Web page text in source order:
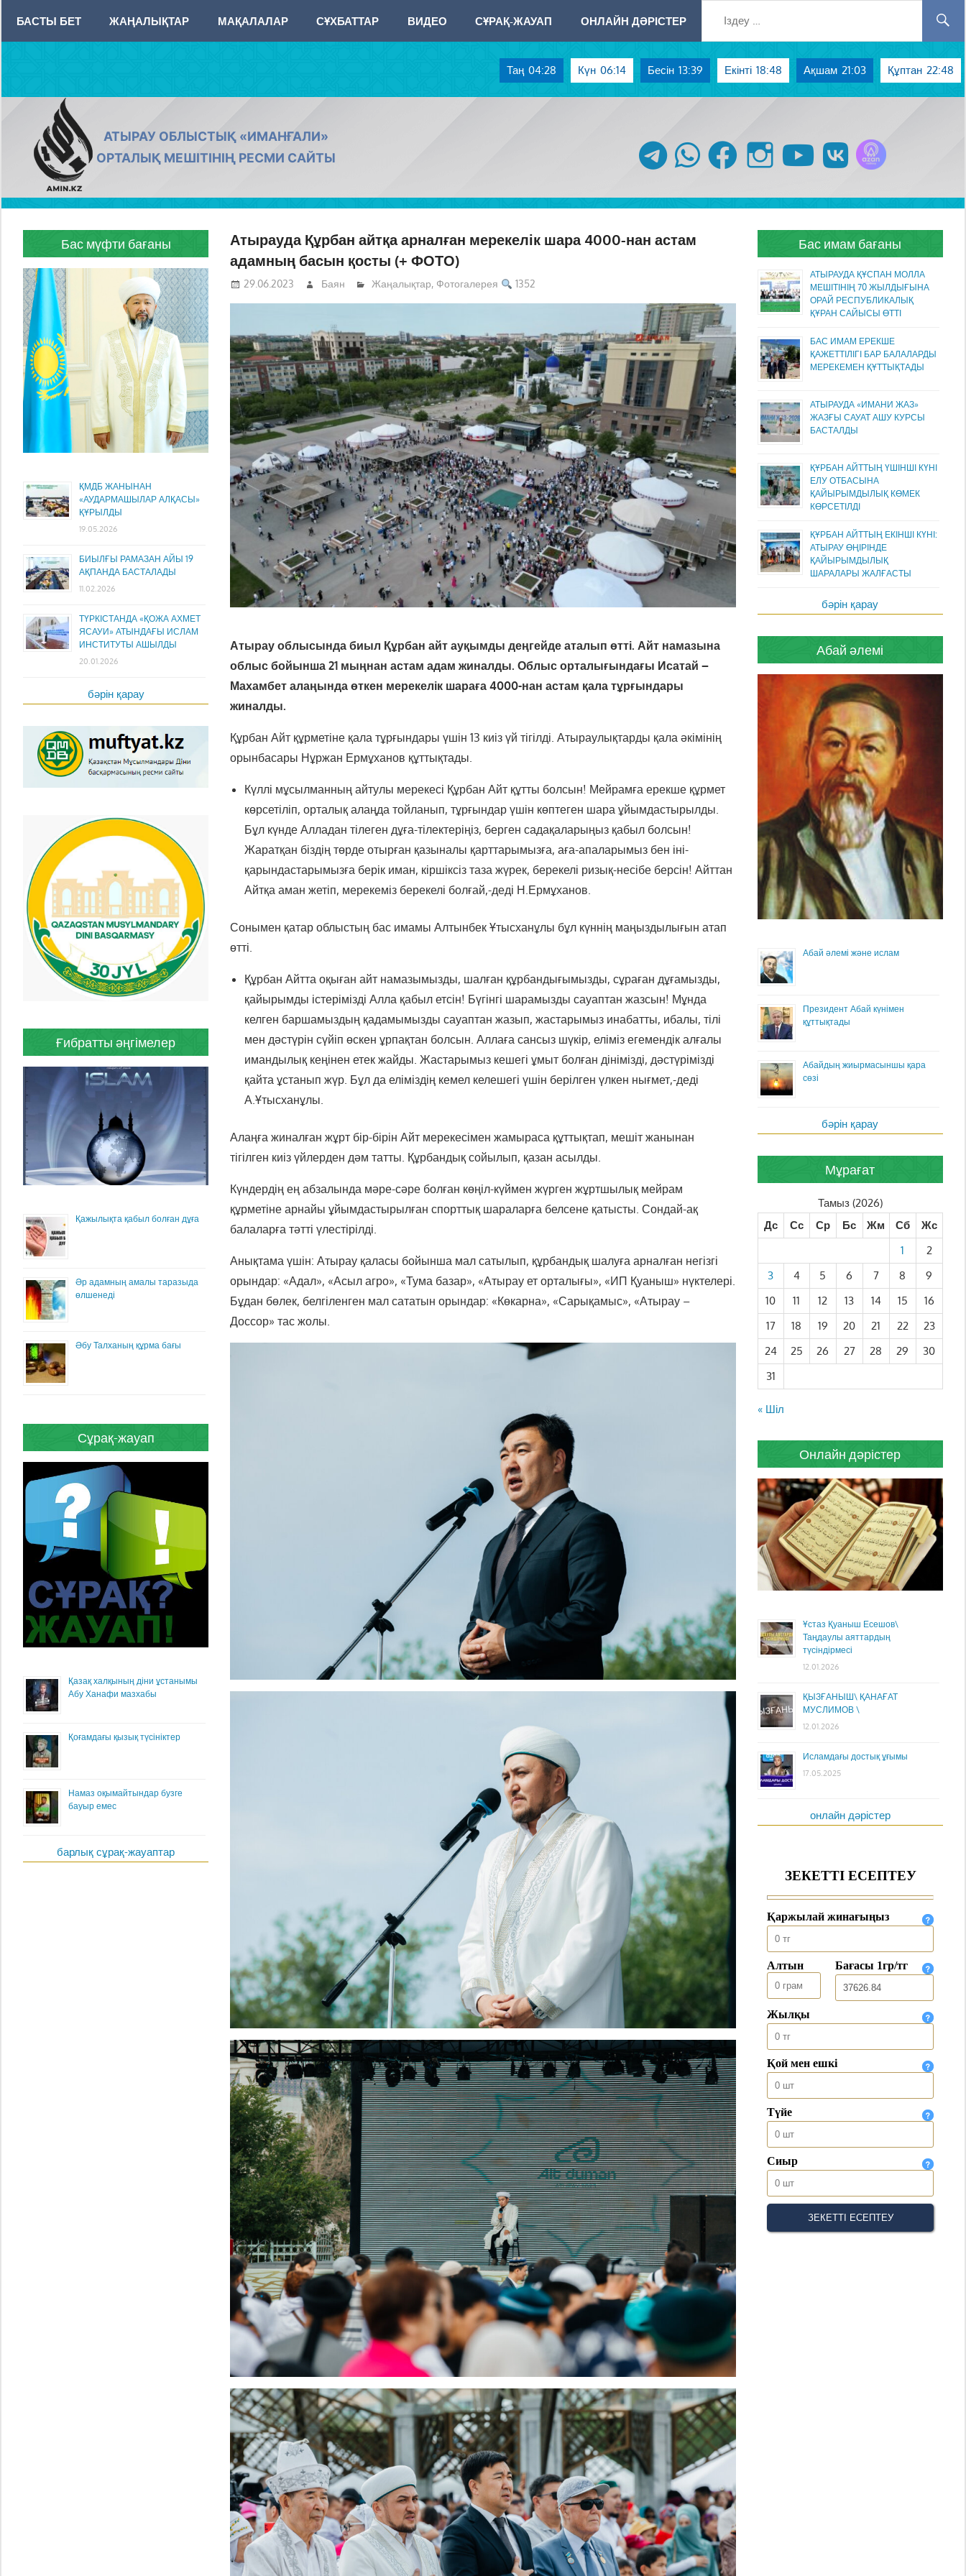
content
БАСТЫ БЕТ ЖАҢАЛЫҚТАР МАҚАЛАЛАР СҰХБАТТАР ВИДЕО СҰРАҚ-ЖАУАП ОНЛАЙН ДӘРІСТЕР
Таң 04:28 Күн 06:14 Бесін 13:39 Екінті 18:48 Ақшам 21:03 Құптан 22:48
AMIN.KZ
АТЫРАУ ОБЛЫСТЫҚ «ИМАНҒАЛИ»
ОРТАЛЫҚ МЕШІТІНІҢ РЕСМИ САЙТЫ
telegram whatsapp facebook instagram youtubevk
Атырауда Құрбан айтқа арналған мерекелік шара 4000-нан астам
адамның басын қосты (+ ФОТО)
29.06.2023 Баян Жаңалықтар, Фотогалерея 1352
Атырау облысында биыл Құрбан айт ауқымды деңгейде аталып өтті. Айт намазына
облыс бойынша 21 мыңнан астам адам жиналды. Облыс орталығындағы Исатай –
Махамбет алаңында өткен мерекелік шараға 4000-нан астам қала тұрғындары
жиналды.
Құрбан Айт құрметіне қала тұрғындары үшін 13 киіз үй тігілді. Атыраулықтарды қала әкімінің
орынбасары Нұржан Ермұханов құттықтады.
Күллі мұсылманның айтулы мерекесі Құрбан Айт құтты болсын! Мейрамға ерекше құрмет
көрсетіліп, орталық алаңда тойланып, тұрғындар үшін көптеген шара ұйымдастырылды.
Бұл күнде Алладан тілеген дұға-тілектеріңіз, берген садақаларыңыз қабыл болсын!
Жаратқан біздің төрде отырған қазыналы қарттарымызға, аға-апаларымыз бен іні-
қарындастарымызға берік иман, кіршіксіз таза жүрек, берекелі ризық-несібе берсін! Айттан
Айтқа аман жетіп, мерекеміз берекелі болғай,-деді Н.Ермұханов.
Сонымен қатар облыстың бас имамы Алтынбек Ұтысханұлы бұл күннің маңыздылығын атап
өтті.
Құрбан Айтта оқыған айт намазымызды, шалған құрбандығымызды, сұраған дұғамызды,
қайырымды істерімізді Алла қабыл етсін! Бүгінгі шарамызды сауаптан жазсын! Мұнда
келген баршамыздың қадамымызды сауаптан жазып, жастарымыз инабатты, ибалы, тілі
мен дәстүрін сүйіп өскен ұрпақтан болсын. Аллаға сансыз шүкір, еліміз егемендік алғалы
имандылық кеңінен етек жайды. Жастарымыз кешегі ұмыт болған дінімізді, дәстүрімізді
қайта ұстанып жүр. Бұл да еліміздің кемел келешегі үшін берілген үлкен нығмет,-деді
А.Ұтысханұлы.
Алаңға жиналған жұрт бір-бірін Айт мерекесімен жамыраса құттықтап, мешіт жанынан
тігілген киіз үйлерден дәм татты. Құрбандық сойылып, қазан асылды.
Күндердің ең абзалында мәре-сәре болған көңіл-күймен жүрген жұртшылық мейрам
құрметіне арнайы ұйымдастырылған спорттық шараларға белсене қатысты. Сондай-ақ
балаларға тәтті үлестірілді.
Анықтама үшін: Атырау қаласы бойынша мал сатылып, құрбандық шалуға арналған негізгі
орындар: «Адал», «Асыл агро», «Тума базар», «Атырау ет орталығы», «ИП Қуаныш» нүктелері.
Бұдан бөлек, белгіленген мал сататын орындар: «Көкарна», «Сарықамыс», «Атырау –
Доссор» тас жолы.
Бас мүфти бағаны
ҚМДБ ЖАНЫНАН
«АУДАРМАШЫЛАР АЛҚАСЫ»
ҚҰРЫЛДЫ
19.05.2026
БИЫЛҒЫ РАМАЗАН АЙЫ 19
АҚПАНДА БАСТАЛАДЫ
11.02.2026
ТҮРКІСТАНДА «ҚОЖА АХМЕТ
ЯСАУИ» АТЫНДАҒЫ ИСЛАМ
ИНСТИТУТЫ АШЫЛДЫ
20.01.2026
бәрін қарау
Ғибратты әңгімелер
Қажылықта қабыл болған дұға
Әр адамның амалы таразыда
өлшенеді
Әбу Талханың құрма бағы
Сұрақ-жауап
Қазақ халқының діни ұстанымы
Абу Ханафи мазхабы
Қоғамдағы қызық түсініктер
Намаз оқымайтындар бузге
бауыр емес
барлық сұрақ-жауаптар
Бас имам бағаны
АТЫРАУДА ҚҰСПАН МОЛЛА
МЕШІТІНІҢ 70 ЖЫЛДЫҒЫНА
ОРАЙ РЕСПУБЛИКАЛЫҚ
ҚҰРАН САЙЫСЫ ӨТТІ
БАС ИМАМ ЕРЕКШЕ
ҚАЖЕТТІЛІГІ БАР БАЛАЛАРДЫ
МЕРЕКЕМЕН ҚҰТТЫҚТАДЫ
АТЫРАУДА «ИМАНИ ЖАЗ»
ЖАЗҒЫ САУАТ АШУ КУРСЫ
БАСТАЛДЫ
ҚҰРБАН АЙТТЫҢ ҮШІНШІ КҮНІ
ЕЛУ ОТБАСЫНА
ҚАЙЫРЫМДЫЛЫҚ КӨМЕК
КӨРСЕТІЛДІ
ҚҰРБАН АЙТТЫҢ ЕКІНШІ КҮНІ:
АТЫРАУ ӨҢІРІНДЕ
ҚАЙЫРЫМДЫЛЫҚ
ШАРАЛАРЫ ЖАЛҒАСТЫ
бәрін қарау
Абай әлемі
Абай әлемі және ислам
Президент Абай күнімен
құттықтады
Абайдың жиырмасыншы қара
сөзі
бәрін қарау
Мұрағат
Тамыз (2026)
Дс
Сс Ср Бс Жм Сб
Жс
1
2
3
4 5 6 7 8
9
10
11 12 13 14 15
16
17
18 19 20 21 22
23
24
25 26 27 28 29
30
31
« Шіл
Онлайн дәрістер
Ұстаз Қуаныш Есешов\
Таңдаулы аяттардың
түсіндірмесі
12.01.2026
ҚЫЗҒАНЫШ\ ҚАНАҒАТ
МУСЛИМОВ \
12.01.2026
Исламдағы достық ұғымы
17.05.2025
онлайн дәрістер